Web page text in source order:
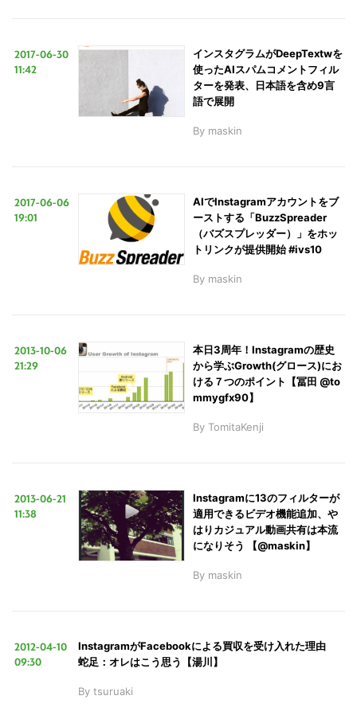
2017-06-30
11:42
インスタグラムがDeepTextwを
使ったAIスパムコメントフィル
ターを発表、日本語を含め9言
語で展開
By maskin
2017-06-06
19:01
AIでInstagramアカウントをブ
ーストする「BuzzSpreader
（バズスプレッダー）」をホッ
トリンクが提供開始 #ivs10
By maskin
2013-10-06
21:29
本日3周年！Instagramの歴史
から学ぶGrowth(グロース)にお
ける７つのポイント【冨田 @to
mmygfx90】
By TomitaKenji
2013-06-21
11:38
Instagramに13のフィルターが
適用できるビデオ機能追加、や
はりカジュアル動画共有は本流
になりそう 【@maskin】
By maskin
2012-04-10
09:30
InstagramがFacebookによる買収を受け入れた理由
蛇足：オレはこう思う【湯川】
By tsuruaki
サ
る